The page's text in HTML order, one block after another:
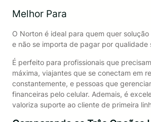
Melhor Para
O Norton é ideal para quem quer
e não se importa de pagar por qualidade
É perfeito para profissionais que
máxima, viajantes que se conectam em
constantemente, e pessoas que
financeiras pelo celular. Ademais, é
valoriza suporte ao cliente de primeira